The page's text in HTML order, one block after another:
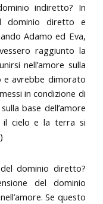
indiretto? In
dominio diretto e
Adamo ed Eva,
raggiunto la
nell’amore sulla
e avrebbe dimorato
in condizione di
base dell’amore
il cielo e la terra si
dominio diretto?
del dominio
Se questo